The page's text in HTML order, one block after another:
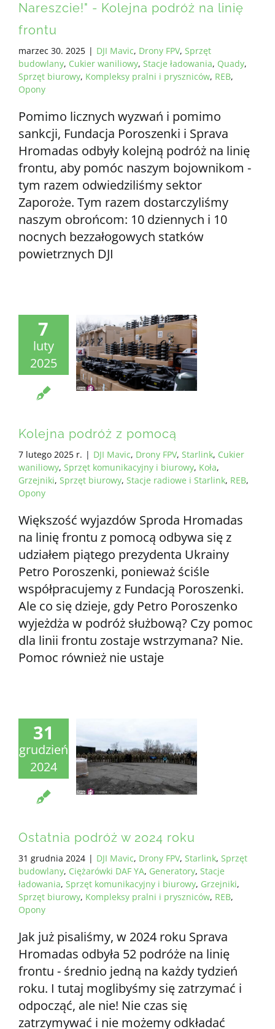
Nareszcie!" - Kolejna podróż na linię
frontu
marzec 30. 2025 | DJI Mavic, Drony FPV, Sprzęt
budowlany, Cukier waniliowy, Stacje ładowania, Quady,
Sprzęt biurowy, Kompleksy pralni i pryszniców, REB,
Opony
Pomimo licznych wyzwań i pomimo
sankcji, Fundacja Poroszenki i Sprava
Hromadas odbyły kolejną podróż na linię
frontu, aby pomóc naszym bojownikom -
tym razem odwiedziliśmy sektor
Zaporoże. Tym razem dostarczyliśmy
naszym obrońcom: 10 dziennych i 10
nocnych bezzałogowych statków
powietrznych DJI
7
luty
2025
Kolejna podróż z pomocą
7 lutego 2025 r. | DJI Mavic, Drony FPV, Starlink, Cukier
waniliowy, Sprzęt komunikacyjny i biurowy, Koła,
Grzejniki, Sprzęt biurowy, Stacje radiowe i Starlink, REB,
Opony
Większość wyjazdów Sproda Hromadas
na linię frontu z pomocą odbywa się z
udziałem piątego prezydenta Ukrainy
Petro Poroszenki, ponieważ ściśle
współpracujemy z Fundacją Poroszenki.
Ale co się dzieje, gdy Petro Poroszenko
wyjeżdża w podróż służbową? Czy pomoc
dla linii frontu zostaje wstrzymana? Nie.
Pomoc również nie ustaje
31
grudzień
2024
Ostatnia podróż w 2024 roku
31 grudnia 2024 | DJI Mavic, Drony FPV, Starlink, Sprzęt
budowlany, Ciężarówki DAF YA, Generatory, Stacje
ładowania, Sprzęt komunikacyjny i biurowy, Grzejniki,
Sprzęt biurowy, Kompleksy pralni i pryszniców, REB,
Opony
Jak już pisaliśmy, w 2024 roku Sprava
Hromadas odbyła 52 podróże na linię
frontu - średnio jedną na każdy tydzień
roku. I tutaj moglibyśmy się zatrzymać i
odpocząć, ale nie! Nie czas się
zatrzymywać i nie możemy odkładać